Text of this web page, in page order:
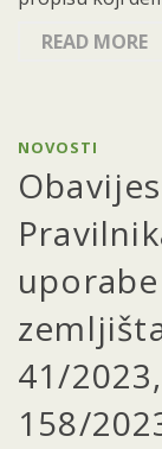
READ MORE
NOVOSTI
41/
158/